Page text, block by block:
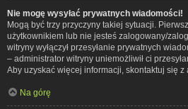
Nie mogę wysyłać prywatnych wiadomości!
Mogą być trzy przyczyny takiej sytuacji.
użytkownikiem lub nie jesteś zalogowany/
witryny wyłączył przesyłanie prywatnych
– administrator witryny uniemożliwił ci
Aby uzyskać więcej informacji, skontaktuj się z
Na górę